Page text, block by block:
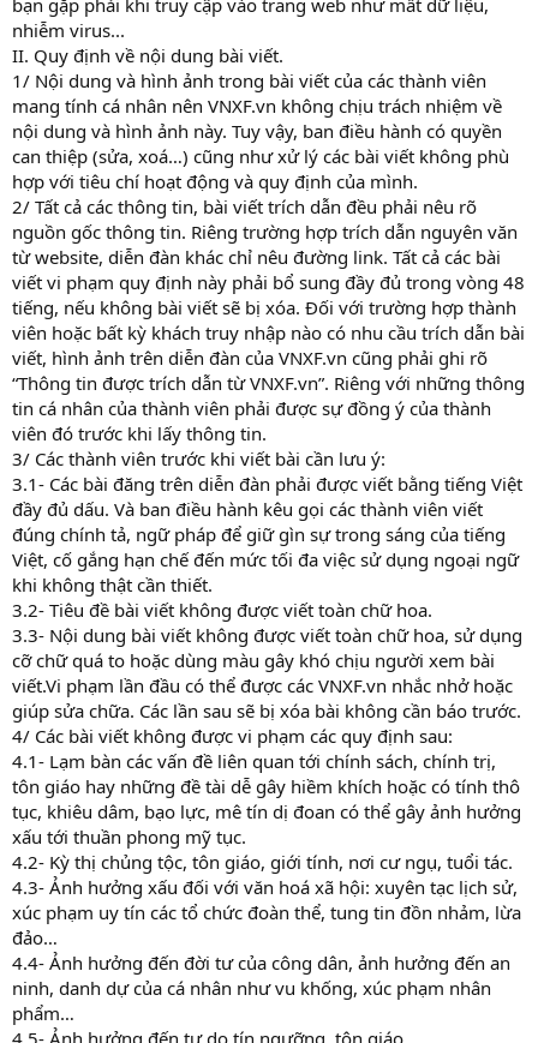
bạn gặp phải khi truy cập vào trang web như mất dữ liệu,
nhiễm virus...
II. Quy định về nội dung bài viết.
1/ Nội dung và hình ảnh trong bài viết của các thành viên
mang tính cá nhân nên VNXF.vn không chịu trách nhiệm về
nội dung và hình ảnh này. Tuy vậy, ban điều hành có quyền
can thiệp (sửa, xoá…) cũng như xử lý các bài viết không phù
hợp với tiêu chí hoạt động và quy định của mình.
2/ Tất cả các thông tin, bài viết trích dẫn đều phải nêu rõ
nguồn gốc thông tin. Riêng trường hợp trích dẫn nguyên văn
từ website, diễn đàn khác chỉ nêu đường link. Tất cả các bài
viết vi phạm quy định này phải bổ sung đầy đủ trong vòng 48
tiếng, nếu không bài viết sẽ bị xóa. Đối với trường hợp thành
viên hoặc bất kỳ khách truy nhập nào có nhu cầu trích dẫn bài
viết, hình ảnh trên diễn đàn của VNXF.vn cũng phải ghi rõ
“Thông tin được trích dẫn từ VNXF.vn”. Riêng với những thông
tin cá nhân của thành viên phải được sự đồng ý của thành
viên đó trước khi lấy thông tin.
3/ Các thành viên trước khi viết bài cần lưu ý:
3.1- Các bài đăng trên diễn đàn phải được viết bằng tiếng Việt
đầy đủ dấu. Và ban điều hành kêu gọi các thành viên viết
đúng chính tả, ngữ pháp để giữ gìn sự trong sáng của tiếng
Việt, cố gắng hạn chế đến mức tối đa việc sử dụng ngoại ngữ
khi không thật cần thiết.
3.2- Tiêu đề bài viết không được viết toàn chữ hoa.
3.3- Nội dung bài viết không được viết toàn chữ hoa, sử dụng
cỡ chữ quá to hoặc dùng màu gây khó chịu người xem bài
viết.Vi phạm lần đầu có thể được các VNXF.vn nhắc nhở hoặc
giúp sửa chữa. Các lần sau sẽ bị xóa bài không cần báo trước.
4/ Các bài viết không được vi phạm các quy định sau:
4.1- Lạm bàn các vấn đề liên quan tới chính sách, chính trị,
tôn giáo hay những đề tài dễ gây hiềm khích hoặc có tính thô
tục, khiêu dâm, bạo lực, mê tín dị đoan có thể gây ảnh hưởng
xấu tới thuần phong mỹ tục.
4.2- Kỳ thị chủng tộc, tôn giáo, giới tính, nơi cư ngụ, tuổi tác.
4.3- Ảnh hưởng xấu đối với văn hoá xã hội: xuyên tạc lịch sử,
xúc phạm uy tín các tổ chức đoàn thể, tung tin đồn nhảm, lừa
đảo…
4.4- Ảnh hưởng đến đời tư của công dân, ảnh hưởng đến an
ninh, danh dự của cá nhân như vu khống, xúc phạm nhân
phẩm…
4.5- Ảnh hưởng đến tự do tín ngưỡng, tôn giáo…